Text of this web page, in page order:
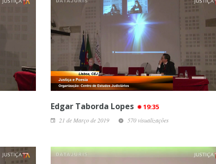
Edgar Taborda Lopes 19:35
21 de Março de 2019 570 visualizações